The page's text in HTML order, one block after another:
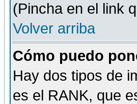
(Pincha en el link
Volver arriba
Cómo puedo
Hay dos tipos de
es el RANK, que